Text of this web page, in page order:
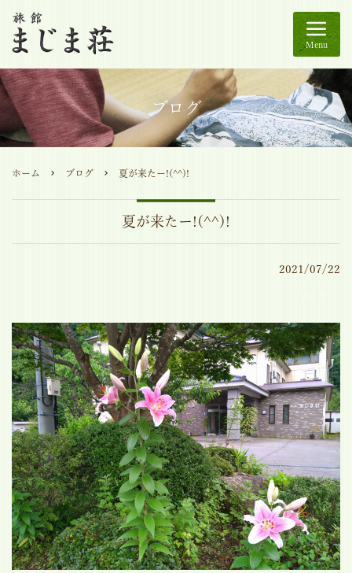
Menu
ブログ
ホーム ブログ 夏が来たー!(^^)!
夏が来たー!(^^)!
2021/07/22